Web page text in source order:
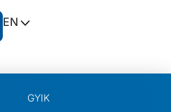
EN
GYIK